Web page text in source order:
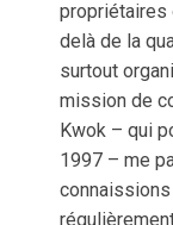
propriétaires
delà de la
surtout
mission de
Kwok – qui
1997 – me